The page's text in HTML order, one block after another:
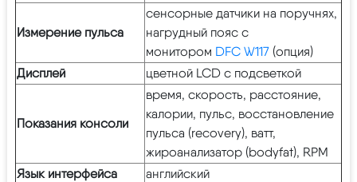
Измерение пульса
сенсорные датчики на поручнях,
нагрудный пояс с
монитором DFC W117 (опция)
Дисплей
цветной LCD с подсветкой
Показания консоли
время, скорость, расстояние,
калории, пульс, восстановление
пульса (recovery), ватт,
жироанализатор (bodyfat), RPM
Язык интерфейса
английский